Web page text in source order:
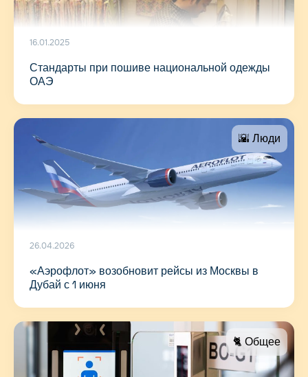
16.01.2025
Стандарты при пошиве национальной одежды
ОАЭ
🌇 Люди
26.04.2026
«Аэрофлот» возобновит рейсы из Москвы в
Дубай с 1 июня
🐈 Общее